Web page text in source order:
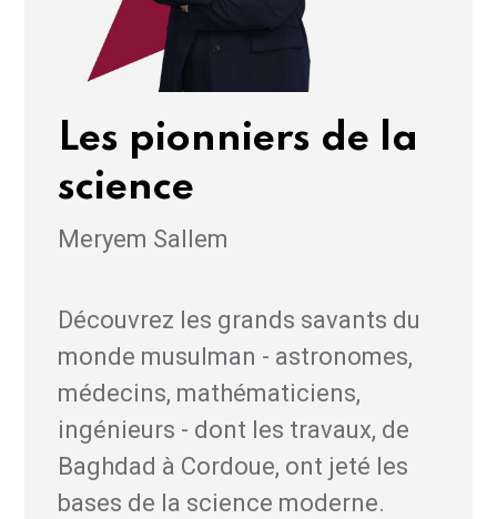
Les pionniers de la
science
Meryem Sallem
Découvrez les grands savants du
monde musulman - astronomes,
médecins, mathématiciens,
ingénieurs - dont les travaux, de
Baghdad à Cordoue, ont jeté les
bases de la science moderne.